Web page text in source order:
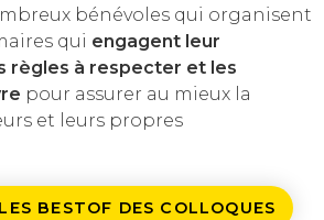
bénévoles qui organisent
qui engagent leur
règles à respecter et les
pour assurer au mieux la
et leurs propres
BESTOF DES COLLOQUES